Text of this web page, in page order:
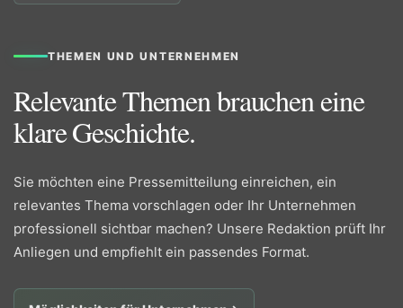
THEMEN UND UNTERNEHMEN
Relevante Themen brauchen eine
klare Geschichte.
Sie möchten eine Pressemitteilung einreichen, ein
relevantes Thema vorschlagen oder Ihr Unternehmen
professionell sichtbar machen? Unsere Redaktion prüft Ihr
Anliegen und empfiehlt ein passendes Format.